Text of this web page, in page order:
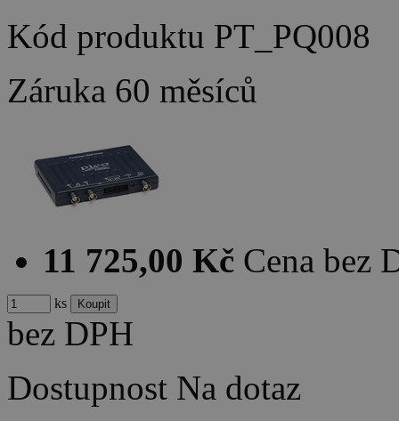
Kód produktu PT_PQ008
Záruka 60 měsíců
11 725,00 Kč Cena bez
ks
bez DPH
Dostupnost Na dotaz